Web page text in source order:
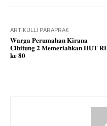
ARTIKULLI PARAPRAK
𝐖𝐚𝐫𝐠𝐚 𝐏𝐞𝐫𝐮𝐦𝐚𝐡𝐚𝐧 𝐊𝐢𝐫𝐚𝐧𝐚
𝐂𝐢𝐛𝐢𝐭𝐮𝐧𝐠 𝟐 𝐌𝐞𝐦𝐞𝐫𝐢𝐚𝐡𝐤𝐚𝐧 𝐇𝐔𝐓 𝐑𝐈
𝐤𝐞 𝟖𝟎